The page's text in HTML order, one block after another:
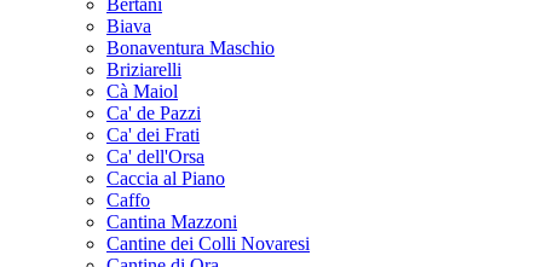
Bertani
Biava
Bonaventura Maschio
Briziarelli
Cà Maiol
Ca' de Pazzi
Ca' dei Frati
Ca' dell'Orsa
Caccia al Piano
Caffo
Cantina Mazzoni
Cantine dei Colli Novaresi